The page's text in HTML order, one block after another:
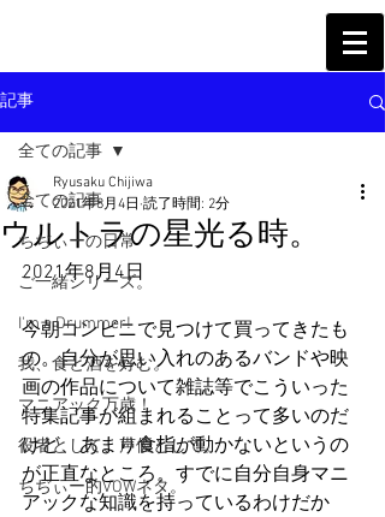
記事
全ての記事
ちぢぃーの日常
ご一緒シリーズ。
I'm a Drummer!
我、食と酒を好む。
マニアック万歳！
役者として、声優として。
ちぢぃー的VOWネタ。
全ての記事
ウルトラの星光る時。
Ryusaku Chijiwa
2021年8月4日 読了時間: 2分
2021年8月4日
今朝コンビニで見つけて買ってきたも
の。自分が思い入れのあるバンドや映
画の作品について雑誌等でこういった
特集記事が組まれることって多いのだ
けど、あまり食指が動かないというの
が正直なところ。すでに自分自身マニ
アックな知識を持っているわけだか